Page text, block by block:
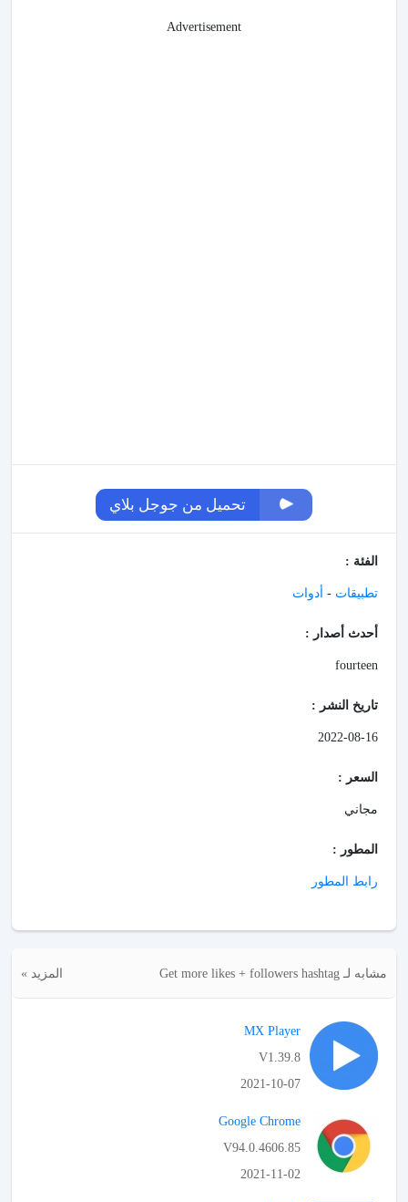
Advertisement
تحميل من جوجل بلاي
الفئة :
تطبيقات - أدوات
أحدث أصدار :
fourteen
تاريخ النشر :
2022-08-16
السعر :
مجاني
المطور :
رابط المطور
مشابه لـ Get more likes + followers hashtag المزيد »
MX Player
V1.39.8
2021-10-07
Google Chrome
V94.0.4606.85
2021-11-02